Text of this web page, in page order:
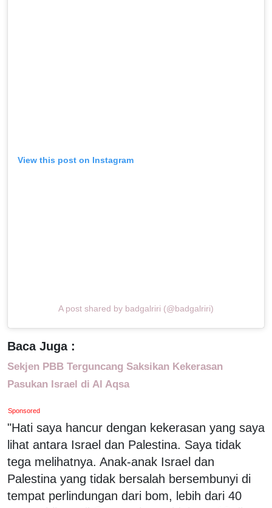
View this post on Instagram
A post shared by badgalriri (@badgalriri)
Baca Juga :
Sekjen PBB Terguncang Saksikan Kekerasan
Pasukan Israel di Al Aqsa
Sponsored
"Hati saya hancur dengan kekerasan yang saya
lihat antara Israel dan Palestina. Saya tidak
tega melihatnya. Anak-anak Israel dan
Palestina yang tidak bersalah bersembunyi di
tempat perlindungan dari bom, lebih dari 40